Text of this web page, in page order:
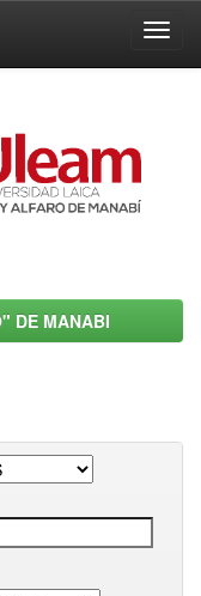
DE MANABI